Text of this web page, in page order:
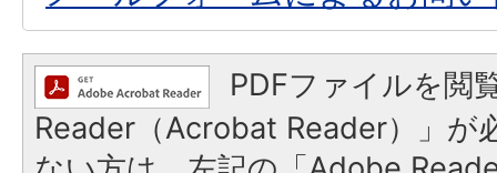
PDFファイルを閲
Reader（Acrobat Reader）」が